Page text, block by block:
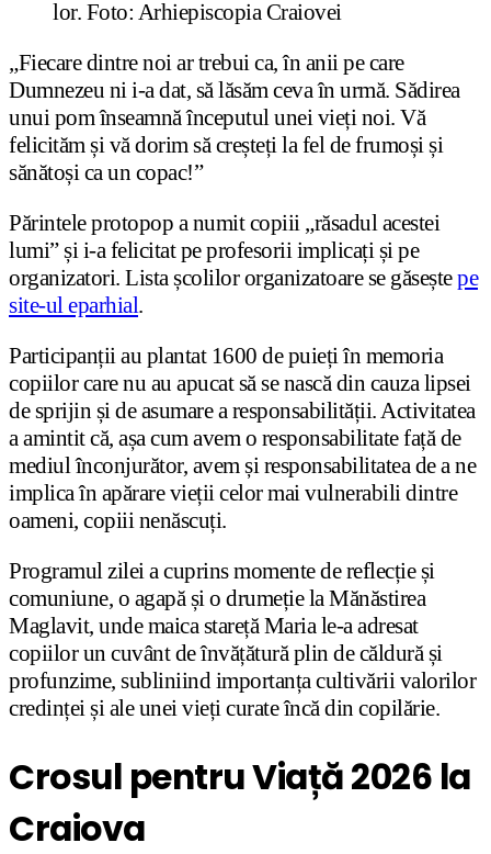
lor. Foto: Arhiepiscopia Craiovei
„Fiecare dintre noi ar trebui ca, în anii pe care
Dumnezeu ni i-a dat, să lăsăm ceva în urmă. Sădirea
unui pom înseamnă începutul unei vieți noi. Vă
felicităm și vă dorim să creșteți la fel de frumoși și
sănătoși ca un copac!”
Părintele protopop a numit copiii „răsadul acestei
lumi” și i-a felicitat pe profesorii implicați și pe
organizatori. Lista școlilor organizatoare se găseștepe
site-ul eparhial.
Participanții au plantat 1600 de puieți în memoria
copiilor care nu au apucat să se nască din cauza lipsei
de sprijin și de asumare a responsabilității. Activitatea
a amintit că, așa cum avem o responsabilitate față de
mediul înconjurător, avem și responsabilitatea de a ne
implica în apărare vieții celor mai vulnerabili dintre
oameni, copiii nenăscuți.
Programul zilei a cuprins momente de reflecție și
comuniune, o agapă și o drumeție la Mănăstirea
Maglavit, unde maica stareță Maria le-a adresat
copiilor un cuvânt de învățătură plin de căldură și
profunzime, subliniind importanța cultivării valorilor
credinței și ale unei vieți curate încă din copilărie.
Crosul pentru Viață 2026 la
Craiova